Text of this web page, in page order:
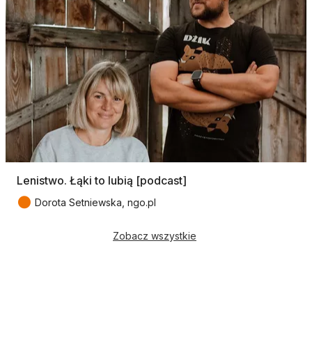
Lenistwo. Łąki to lubią [podcast]
● Dorota Setniewska, ngo.pl
Zobacz wszystkie